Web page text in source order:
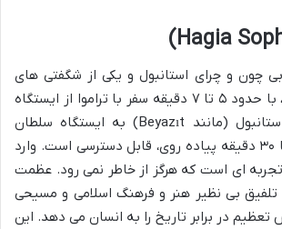
چون و چرای استانبول و یکی از شگفتی های
معماری جهان است، با حدود ۵ تا ۷ دقیقه سفر با تراموا از ایستگاه
های نزدیک تخت استانبول (مانند Beyazıt) به ایستگاه سلطان
احمد، یا حدود ۲۵ تا ۳۰ دقیقه پیاده روی، قابل دسترسی است. وارد
ای است که هرگز از خاطر نمی رود. عظمت
تلفیق بی نظیر هنر و فرهنگ اسلامی و مسیحی
در برابر تاریخ را به انسان می دهد. این